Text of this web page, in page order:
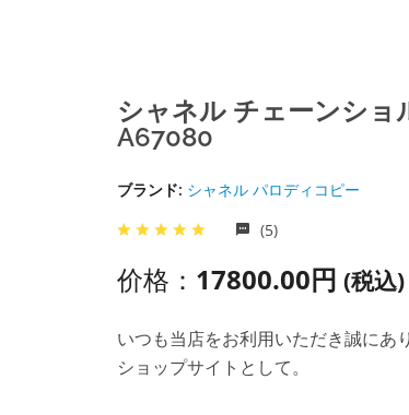
シャネル チェーンショ
A67080
ブランド: シャネル パロディコピー
(5)
价格： 17800.00円 (税込)
いつも当店をお利用いただき誠に
ショップサイトとして。